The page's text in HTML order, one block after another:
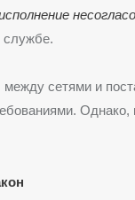
службе.
между сетями и
Однако,